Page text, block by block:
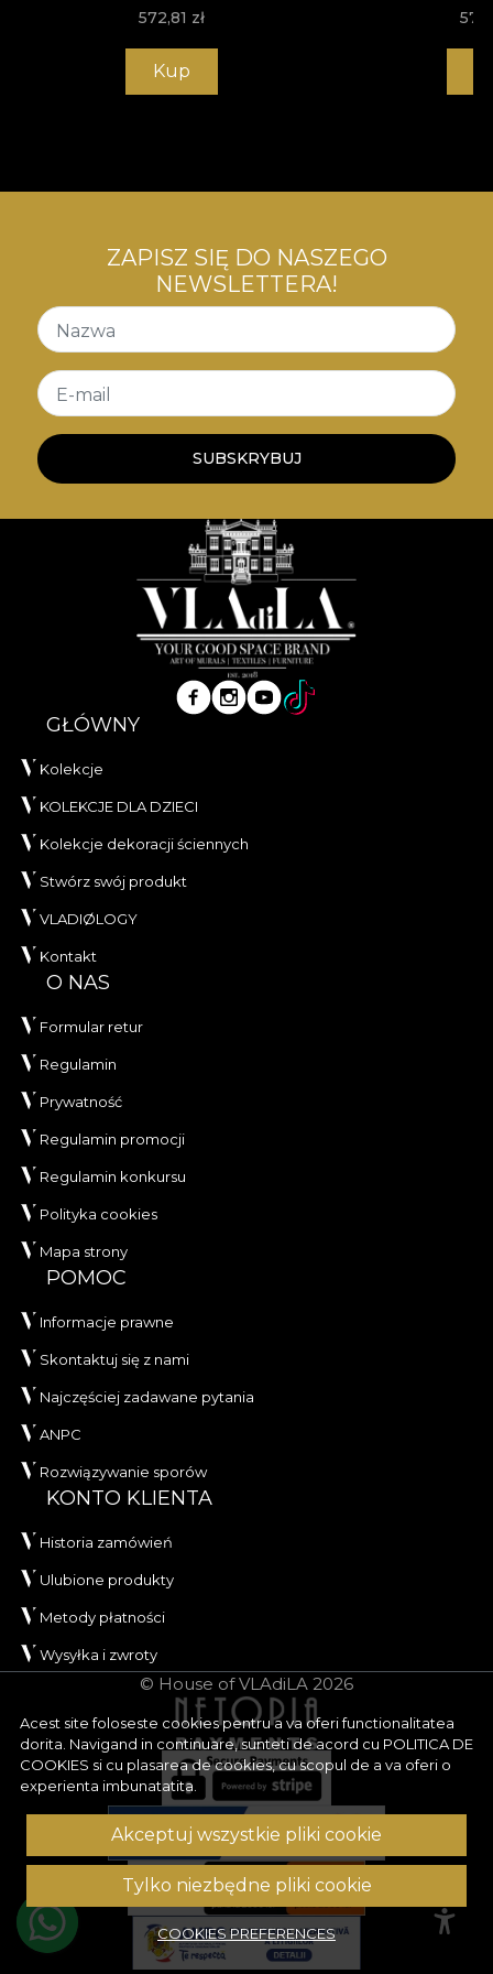
572,81 zł
Kup
Acest site foloseste cookies pentru a va oferi functionalitatea
dorita. Navigand in continuare, sunteti de acord cu POLITICA DE
COOKIES si cu plasarea de cookies, cu scopul de a va oferi o
experienta imbunatatita.
Akceptuj wszystkie pliki cookie
Tylko niezbędne pliki cookie
COOKIES PREFERENCES
ZAPISZ SIĘ DO NASZEGO
NEWSLETTERA!
Nazwa
E-mail
SUBSKRYBUJ
GŁÓWNY
Kolekcje
KOLEKCJE DLA DZIECI
Kolekcje dekoracji ściennych
Stwórz swój produkt
VLADIØLOGY
Kontakt
O NAS
Formular retur
Regulamin
Prywatność
Regulamin promocji
Regulamin konkursu
Polityka cookies
Mapa strony
POMOC
Informacje prawne
Skontaktuj się z nami
Najczęściej zadawane pytania
ANPC
Rozwiązywanie sporów
KONTO KLIENTA
Historia zamówień
Ulubione produkty
Metody płatności
Wysyłka i zwroty
© House of VLAdiLA 2026